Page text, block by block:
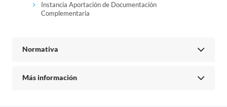
Instancia Aportación de Documentación
Complementaria
Normativa
Más información